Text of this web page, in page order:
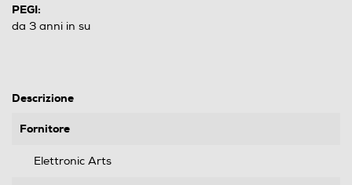
PEGI:
da 3 anni in su
Descrizione
Fornitore
Elettronic Arts